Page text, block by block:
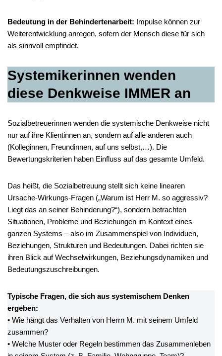
Bedeutung in der Behindertenarbeit: Impulse können zur
Weiterentwicklung anregen, sofern der Mensch diese für sich
als sinnvoll empfindet.
Systemikerinnen wenden
diese Denkweise IMMER an
Sozialbetreuerinnen wenden die systemische Denkweise nicht
nur auf ihre Klientinnen an, sondern auf alle anderen auch
(Kolleginnen, Freundinnen, auf uns selbst,…). Die
Bewertungskriterien haben Einfluss auf das gesamte Umfeld.
Das heißt, die Sozialbetreuung stellt sich keine linearen
Ursache-Wirkungs-Fragen („Warum ist Herr M. so aggressiv?
Liegt das an seiner Behinderung?“), sondern betrachten
Situationen, Probleme und Beziehungen im Kontext eines
ganzen Systems – also im Zusammenspiel von Individuen,
Beziehungen, Strukturen und Bedeutungen. Dabei richten sie
ihren Blick auf Wechselwirkungen, Beziehungsdynamiken und
Bedeutungszuschreibungen.
Typische Fragen, die sich aus systemischem Denken
ergeben:
• Wie hängt das Verhalten von Herrn M. mit seinem Umfeld
zusammen?
• Welche Muster oder Regeln bestimmen das Zusammenleben